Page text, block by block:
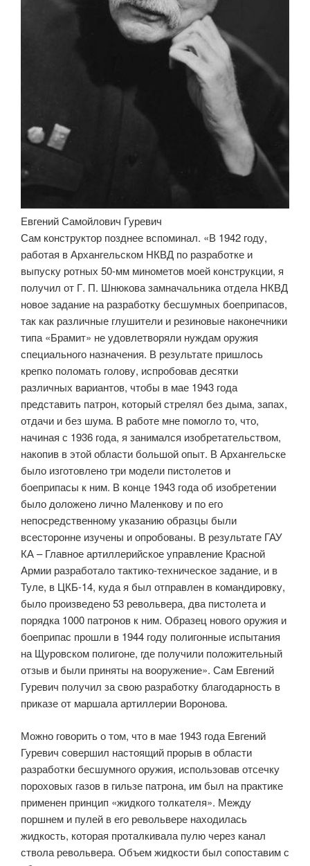
Евгений Самойлович Гуревич
Сам конструктор позднее вспоминал. «В 1942 году,
работая в Архангельском НКВД по разработке и
выпуску ротных 50-мм минометов моей конструкции, я
получил от Г. П. Шнюкова замначальника отдела НКВД
новое задание на разработку бесшумных боеприпасов,
так как различные глушители и резиновые наконечники
типа «Брамит» не удовлетворяли нуждам оружия
специального назначения. В результате пришлось
крепко поломать голову, испробовав десятки
различных вариантов, чтобы в мае 1943 года
представить патрон, который стрелял без дыма, запах,
отдачи и без шума. В работе мне помогло то, что,
начиная с 1936 года, я занимался изобретательством,
накопив в этой области большой опыт. В Архангельске
было изготовлено три модели пистолетов и
боеприпасы к ним. В конце 1943 года об изобретении
было доложено лично Маленкову и по его
непосредственному указанию образцы были
всесторонне изучены и опробованы. В результате ГАУ
КА – Главное артиллерийское управление Красной
Армии разработало тактико-техническое задание, и в
Туле, в ЦКБ-14, куда я был отправлен в командировку,
было произведено 53 револьвера, два пистолета и
порядка 1000 патронов к ним. Образец нового оружия и
боеприпас прошли в 1944 году полигонные испытания
на Щуровском полигоне, где получили положительный
отзыв и были приняты на вооружение». Сам Евгений
Гуревич получил за свою разработку благодарность в
приказе от маршала артиллерии Воронова.
Можно говорить о том, что в мае 1943 года Евгений
Гуревич совершил настоящий прорыв в области
разработки бесшумного оружия, использовав отсечку
пороховых газов в гильзе патрона, им был на практике
применен принцип «жидкого толкателя». Между
поршнем и пулей в его револьвере находилась
жидкость, которая проталкивала пулю через канал
ствола револьвера. Объем жидкости был сопоставим с